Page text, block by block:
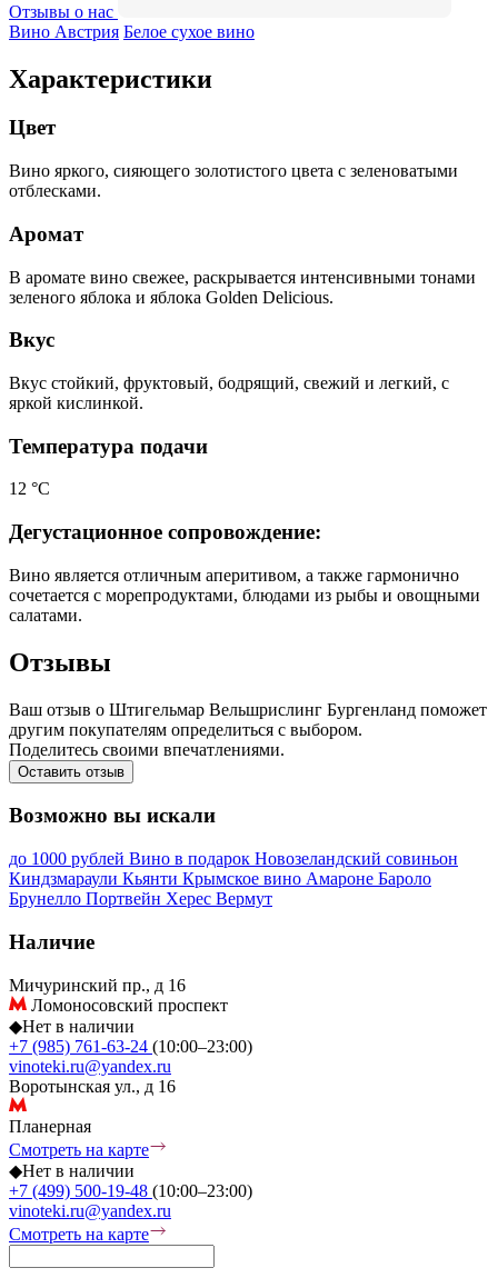
Отзывы о нас
Вино Австрия Белое сухое вино
Характеристики
Цвет
Вино яркого, сияющего золотистого цвета с зеленоватыми
отблесками.
Аромат
В аромате вино свежее, раскрывается интенсивными тонами
зеленого яблока и яблока Golden Delicious.
Вкус
Вкус стойкий, фруктовый, бодрящий, свежий и легкий, с
яркой кислинкой.
Температура подачи
12 °С
Дегустационное сопровождение:
Вино является отличным аперитивом, а также гармонично
сочетается с морепродуктами, блюдами из рыбы и овощными
салатами.
Отзывы
Ваш отзыв о Штигельмар Вельшрислинг Бургенланд поможет
другим покупателям определиться с выбором.
Поделитесь своими впечатлениями.
Оставить отзыв
Возможно вы искали
до 1000 рублей Вино в подарок Новозеландский совиньон
Киндзмараули Кьянти Крымское вино Амароне Бароло
Брунелло Портвейн Херес Вермут
Наличие
Мичуринский пр., д 16
Ломоносовский проспект
◆Нет в наличии
+7 (985) 761-63-24 (10:00–23:00)
vinoteki.ru@yandex.ru
Воротынская ул., д 16
Планерная
Смотреть на карте
◆Нет в наличии
+7 (499) 500-19-48 (10:00–23:00)
vinoteki.ru@yandex.ru
Смотреть на карте